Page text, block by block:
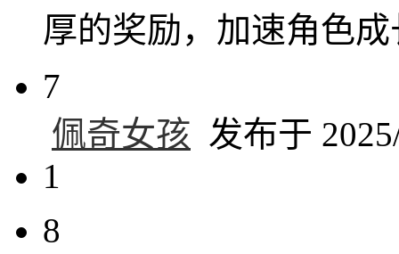
厚的奖励，加速角色
7
佩奇女孩 发布于
1
8